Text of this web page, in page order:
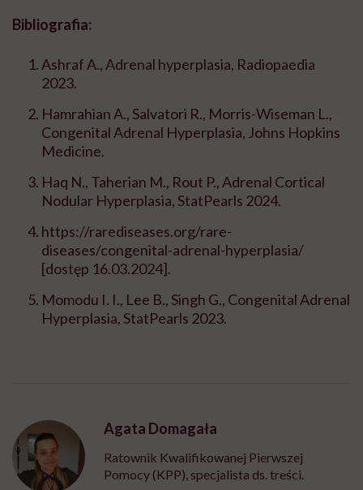
Bibliografia:
Ashraf A., Adrenal hyperplasia, Radiopaedia
2023.
Hamrahian A., Salvatori R., Morris-Wiseman L.,
Congenital Adrenal Hyperplasia, Johns Hopkins
Medicine.
Haq N., Taherian M., Rout P., Adrenal Cortical
Nodular Hyperplasia, StatPearls 2024.
https://rarediseases.org/rare-
diseases/congenital-adrenal-hyperplasia/
[dostęp 16.03.2024].
Momodu I. I., Lee B., Singh G., Congenital Adrenal
Hyperplasia, StatPearls 2023.
Agata Domagała
Ratownik Kwalifikowanej Pierwszej
Pomocy (KPP), specjalista ds. treści.